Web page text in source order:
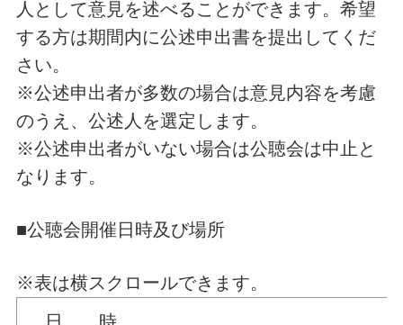
人として意見を述べることができます。希望
する方は期間内に公述申出書を提出してくだ
さい。
※公述申出者が多数の場合は意見内容を考慮
のうえ、公述人を選定します。
※公述申出者がいない場合は公聴会は中止と
なります。
■公聴会開催日時及び場所
※表は横スクロールできます。